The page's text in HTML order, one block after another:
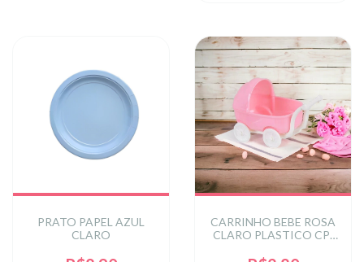
PRATO PAPEL AZUL
CLARO
CARRINHO BEBE ROSA
CLARO PLASTICO CP-